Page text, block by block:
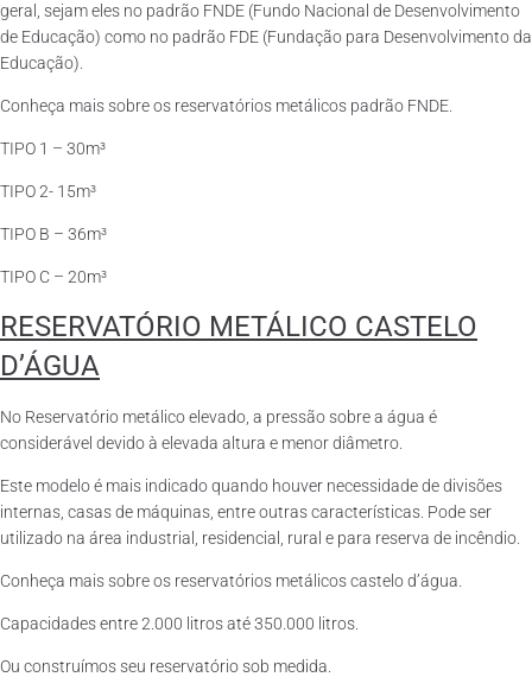
geral, sejam eles no padrão FNDE (Fundo Nacional de Desenvolvimento
de Educação) como no padrão FDE (Fundação para Desenvolvimento da
Educação).
Conheça mais sobre os reservatórios metálicos padrão FNDE.
TIPO 1 – 30m³
TIPO 2- 15m³
TIPO B – 36m³
TIPO C – 20m³
RESERVATÓRIO METÁLICO CASTELO
D’ÁGUA
No Reservatório metálico elevado, a pressão sobre a água é
considerável devido à elevada altura e menor diâmetro.
Este modelo é mais indicado quando houver necessidade de divisões
internas, casas de máquinas, entre outras características. Pode ser
utilizado na área industrial, residencial, rural e para reserva de incêndio.
Conheça mais sobre os reservatórios metálicos castelo d’água.
Capacidades entre 2.000 litros até 350.000 litros.
Ou construímos seu reservatório sob medida.